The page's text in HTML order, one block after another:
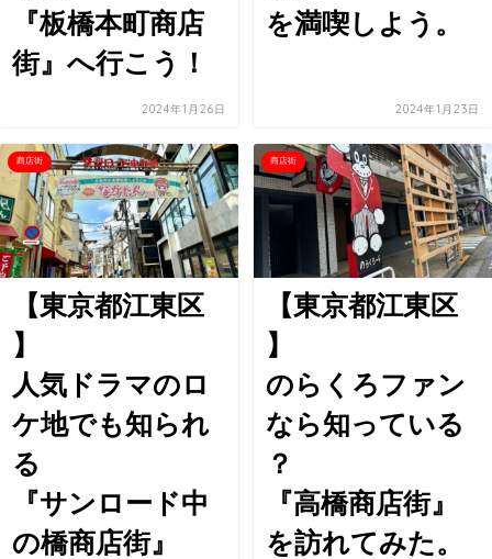
『板橋本町商店
街』へ行こう！
2024年1月26日
を満喫しよう。
2024年1月23日
商店街
【東京都江東区
】
人気ドラマのロ
ケ地でも知られ
る
『サンロード中
の橋商店街』
商店街
【東京都江東区
】
のらくろファン
なら知っている
？
『高橋商店街』
を訪れてみた。